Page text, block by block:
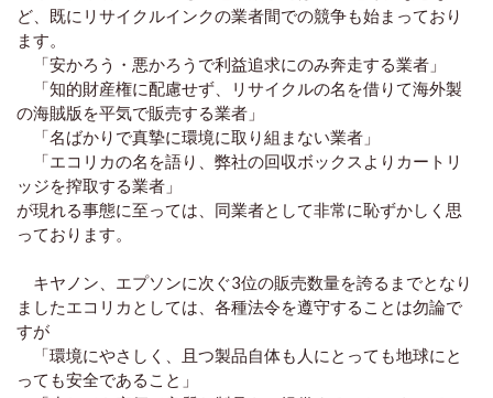
ど、既にリサイクルインクの業者間での競争も始まっており
ます。
「安かろう・悪かろうで利益追求にのみ奔走する業者」
「知的財産権に配慮せず、リサイクルの名を借りて海外製
の海賊版を平気で販売する業者」
「名ばかりで真摯に環境に取り組まない業者」
「エコリカの名を語り、弊社の回収ボックスよりカートリ
ッジを搾取する業者」
が現れる事態に至っては、同業者として非常に恥ずかしく思
っております。
キヤノン、エプソンに次ぐ3位の販売数量を誇るまでとなり
ましたエコリカとしては、各種法令を遵守することは勿論で
すが
「環境にやさしく、且つ製品自体も人にとっても地球にと
っても安全であること」